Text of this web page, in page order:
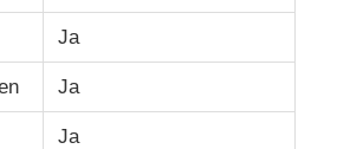
Set
Ja
Ja
Ja